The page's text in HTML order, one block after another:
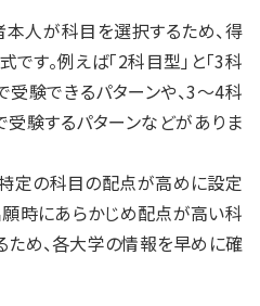
本人が科目を選択するため、得
す。例えば「2科目型」と「3科
受験できるパターンや、3～4科
験するパターンなどがありま
特定の科目の配点が高めに設定
時にあらかじめ配点が高い科
ため、各大学の情報を早めに確